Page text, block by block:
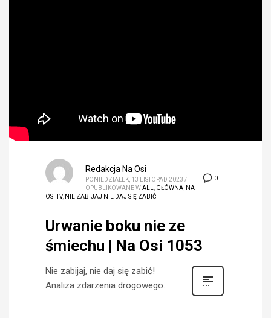
0
Redakcja Na Osi
PONIEDZIAŁEK, 13 LISTOPAD 2023 /
OPUBLIKOWANE WALL GŁÓWNA NA
OSI TV, NIE ZABIJAJ NIE DAJ SIĘ ZABIĆ
Urwanie boku nie ze
śmiechu | Na Osi 1053
Nie zabijaj, nie daj się zabić!
Analiza zdarzenia drogowego.